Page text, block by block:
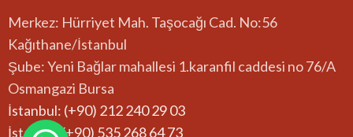
Merkez: Hürriyet Mah. Taşocağı Cad. No:56
Kağıthane/İstanbul
Şube: Yeni Bağlar mahallesi 1.karanfil caddesi no 76/A
Osmangazi Bursa
İstanbul: (+90) 212 240 29 03
İstanbul:(+90) 535 268 64 73